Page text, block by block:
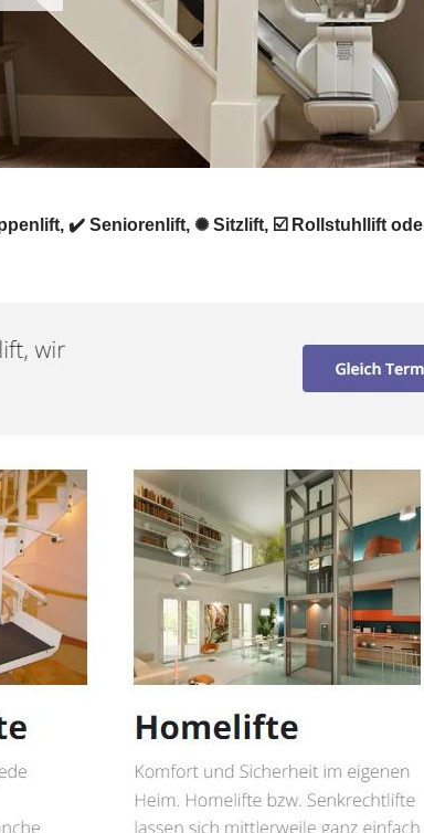
✔️ Seniorenlift, ✺ Sitzlift, ☑️ Rollstuhllift